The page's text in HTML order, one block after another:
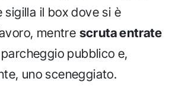
sigilla il box dove si è
mentre scruta entrate
pubblico e,
uno sceneggiato.